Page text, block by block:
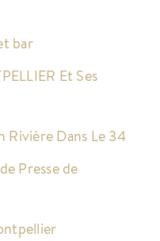
bar
Et Ses
Rivière Dans Le 34
Presse de